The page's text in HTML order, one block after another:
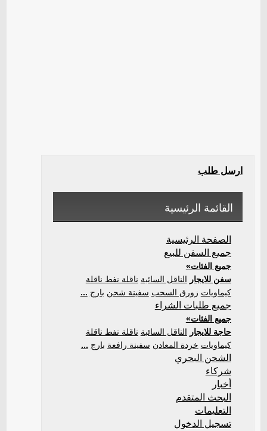
ارسل طلب
القائمة الرئيسية
الصفحة الرئيسية
جميع السفن للبيع
جميع الفئات»
سفن للايجار الناقل السائبة ناقلة نفط ناقلة
كيماويات زورق السحب سفينة شحن بارج ...
جميع طلبات الشراء
جميع الفئات»
حاجة للايجار الناقل السائبة ناقلة نفط ناقلة
كيماويات خردة المعادن سفينة رافعة بارج ...
الشحن البحري
شركاء
أخبار
البحث المتقدم
التعليمات
تسجيل الدخول